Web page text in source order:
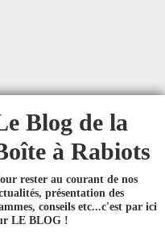
Blog de la
à Rabiots
rester au courant de nos
présentation des
conseils etc...c'est par ici
LE BLOG !